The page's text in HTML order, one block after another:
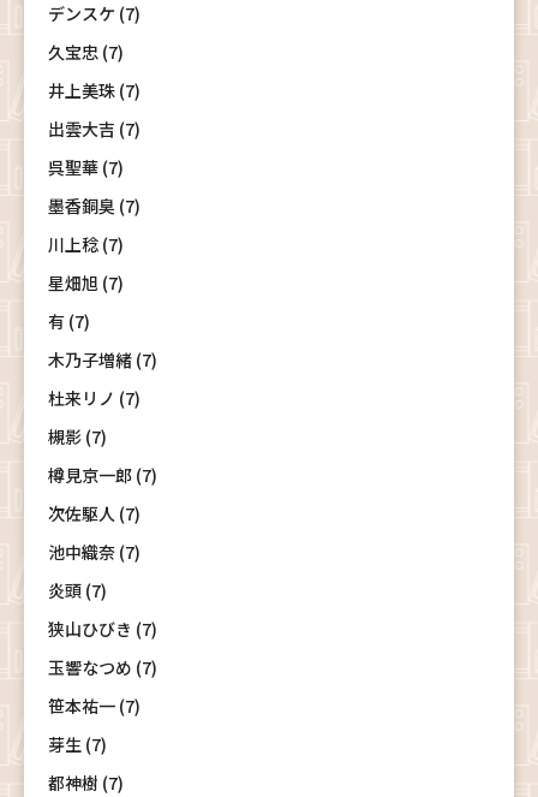
デンスケ (7)
久宝忠 (7)
井上美珠 (7)
出雲大吉 (7)
呉聖華 (7)
墨香銅臭 (7)
川上稔 (7)
星畑旭 (7)
有 (7)
木乃子増緒 (7)
杜来リノ (7)
槻影 (7)
樽見京一郎 (7)
次佐駆人 (7)
池中織奈 (7)
炎頭 (7)
狭山ひびき (7)
玉響なつめ (7)
笹本祐一 (7)
芽生 (7)
都神樹 (7)